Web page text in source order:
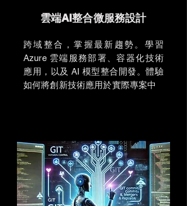
​雲端AI整合微服務設計
跨域整合，掌握最新趨勢。學習
Azure 雲端服務部署、容器化技術
應用，以及 AI 模型整合開發。體驗
如何將創新技術應用於實際專案中